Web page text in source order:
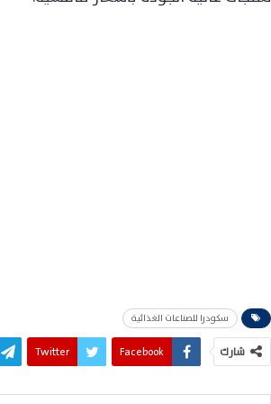
سكودرا للصناعات الغذائية
شارك Facebook
Twitter